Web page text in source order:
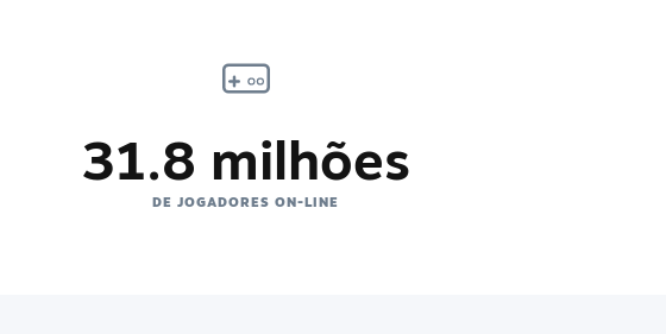
31.8 milhões
DE JOGADORES ON-LINE